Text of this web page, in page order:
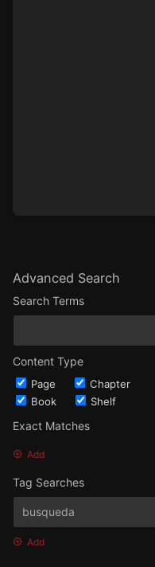
Advanced Search
Search Terms
Content Type
Page
Chapter
Book
Shelf
Exact Matches
Add
Tag Searches
Add